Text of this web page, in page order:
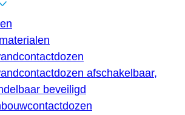
afschakelbaar,
beveiligd